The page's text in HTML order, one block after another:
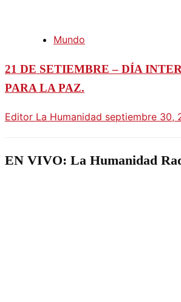
Mundo
21 DE SETIEMBRE – DÍA
PARA LA PAZ.
Editor La Humanidad septiembre 30,
EN VIVO: La Humanidad